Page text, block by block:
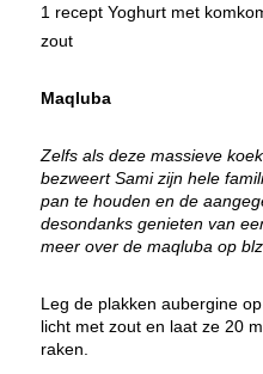
1 recept Yoghurt met
zout
Maqluba
Zelfs als deze massieve
bezweert Sami zijn hele
pan te houden en de
desondanks genieten van
meer over de maqluba op
Leg de plakken aubergine
licht met zout en laat ze 20
raken.